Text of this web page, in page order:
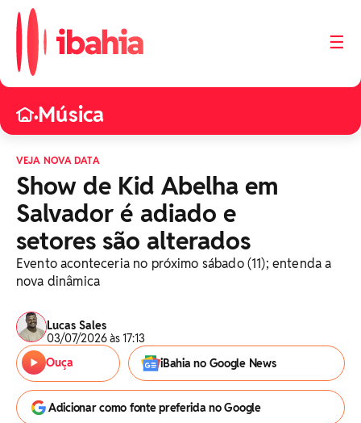
☰
•Música
VEJA NOVA DATA
Show de Kid Abelha em
Salvador é adiado e
setores são alterados
Evento aconteceria no próximo sábado (11); entenda a
nova dinâmica
Lucas Sales
03/07/2026 às 17:13
Ouça
iBahia no Google News
Adicionar como fonte preferida no Google